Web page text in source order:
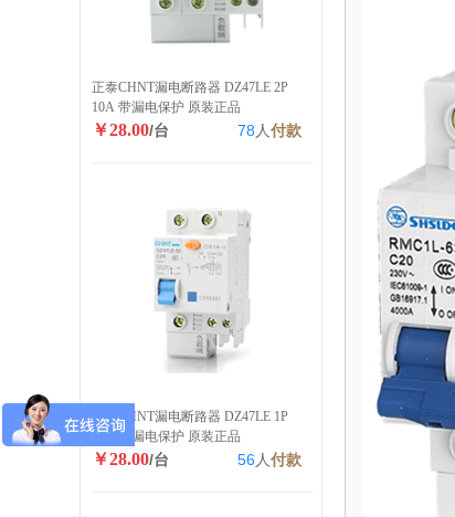
正泰CHNT漏电断路器 DZ47LE 2P
10A 带漏电保护 原装正品
￥28.00/台 78 人付款
正泰CHNT漏电断路器 DZ47LE 1P
40A 带漏电保护 原装正品
￥28.00/台 56人付款